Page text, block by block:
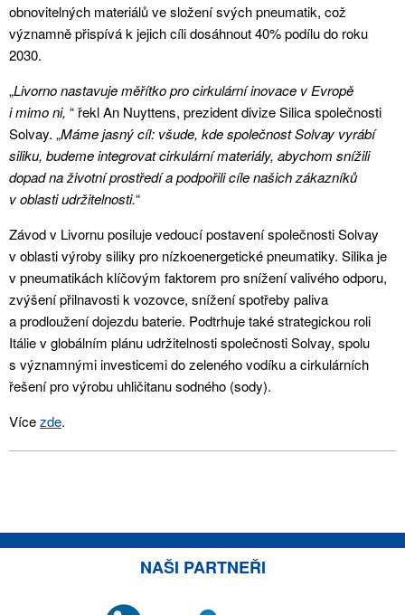
obnovitelných materiálů ve složení svých pneumatik, což
významně přispívá k jejich cíli dosáhnout 40% podílu do roku
2030.
„Livorno nastavuje měřítko pro cirkulární inovace v Evropě
i mimo ni, “ řekl An Nuyttens, prezident divize Silica společnosti
Solvay. „Máme jasný cíl: všude, kde společnost Solvay vyrábí
siliku, budeme integrovat cirkulární materiály, abychom snížili
dopad na životní prostředí a podpořili cíle našich zákazníků
v oblasti udržitelnosti.“
Závod v Livornu posiluje vedoucí postavení společnosti Solvay
v oblasti výroby siliky pro nízkoenergetické pneumatiky. Silika je
v pneumatikách klíčovým faktorem pro snížení valivého odporu,
zvýšení přilnavosti k vozovce, snížení spotřeby paliva
a prodloužení dojezdu baterie. Podtrhuje také strategickou roli
Itálie v globálním plánu udržitelnosti společnosti Solvay, spolu
s významnými investicemi do zeleného vodíku a cirkulárních
řešení pro výrobu uhličitanu sodného (sody).
Vícezde.
NAŠI PARTNEŘI